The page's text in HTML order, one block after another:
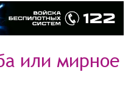
или мирное